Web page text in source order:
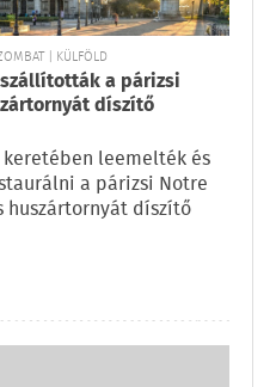
| KÜLFÖLD
a párizsi
díszítő
leemelték és
a párizsi Notre
huszártornyát díszítő